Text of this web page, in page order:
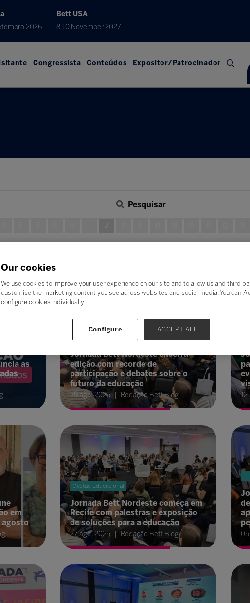
2026
Bett USA
8-10 November 2027
Congressista Conteúdos Expositor/Patrocinador
Pesquisar
J
as
em
agosto
Jornada Bett Nordeste encerra
edição com recorde de
participação e debates sobre o
futuro da educação
29 ago. 2025 Redação Bett Blog
Gestão Educacional
Jornada Bett Nordeste começa em
Recife com palestras e exposição
de soluções para a educação
27 ago. 2025 Redação Bett Blog
12
Our cookies
We use cookies to improve your user experience on our site and to allow us and third
customise the marketing content you see across websites and social media. You can
configure cookies individually.
Configure ACCEPT ALL